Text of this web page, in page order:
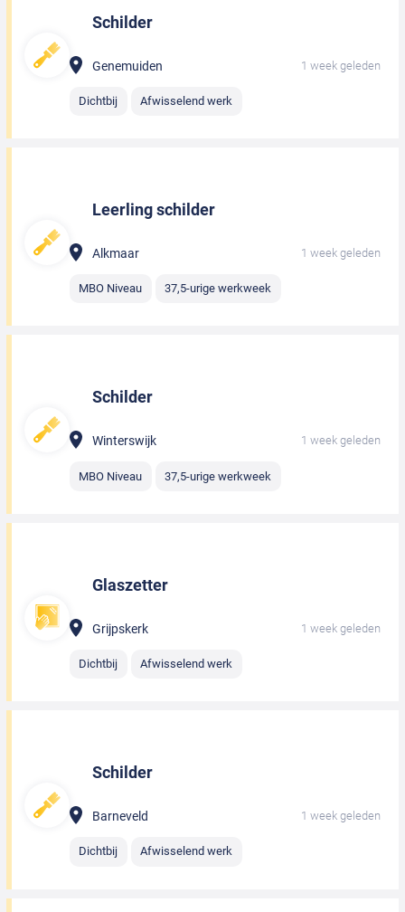
Schilder
Genemuiden 1 week geleden
Dichtbij Afwisselend werk
Leerling schilder
Alkmaar 1 week geleden
MBO Niveau 37,5-urige werkweek
Schilder
Winterswijk 1 week geleden
MBO Niveau 37,5-urige werkweek
Glaszetter
Grijpskerk 1 week geleden
Dichtbij Afwisselend werk
Schilder
Barneveld 1 week geleden
Dichtbij Afwisselend werk